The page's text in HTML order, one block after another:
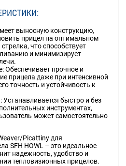
выносную конструкцию,
прицел на оптимальном
что способствует
и минимизирует
Обеспечивает прочное и
прицела даже при интенсивной
точность и устойчивость к
Устанавливается быстро и без
инструментах,
может самостоятельно
Picattiny для
SFH HOWL – это идеальное
надежность, удобство и
тепловизионных прицелов.